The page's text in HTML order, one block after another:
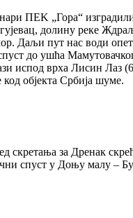
ПЕK „Гора“
долину реке
Даљи пут нас води
до ушћа
испод врха Лисин
објекта Србија шуме.
за Дренак
спуст у Доњу малу –